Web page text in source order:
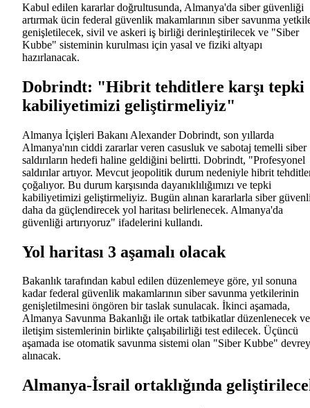
Kabul edilen kararlar doğrultusunda, Almanya'da siber güvenliği
artırmak ücin federal güvenlik makamlarının siber savunma
genişletilecek, sivil ve askeri iş birliği derinleştirilecek ve "Siber
Kubbe" sisteminin kurulması için yasal ve fiziki altyapı
hazırlanacak.
Dobrindt: "Hibrit tehditlere karşı tepki
kabiliyetimizi geliştirmeliyiz"
Almanya İçişleri Bakanı Alexander Dobrindt, son yıllarda
Almanya'nın ciddi zararlar veren casusluk ve sabotaj temelli siber
saldırıların hedefi haline geldiğini belirtti. Dobrindt, "Profesyonel
saldırılar artıyor. Mevcut jeopolitik durum nedeniyle hibrit
çoğalıyor. Bu durum karşısında dayanıklılığımızı ve tepki
kabiliyetimizi geliştirmeliyiz. Bugün alınan kararlarla siber
daha da güçlendirecek yol haritası belirlenecek. Almanya'da
güvenliği artırıyoruz" ifadelerini kullandı.
Yol haritası 3 aşamalı olacak
Bakanlık tarafından kabul edilen düzenlemeye göre, yıl sonuna
kadar federal güvenlik makamlarının siber savunma yetkilerinin
genişletilmesini öngören bir taslak sunulacak. İkinci aşamada,
Almanya Savunma Bakanlığı ile ortak tatbikatlar düzenlenecek ve
iletişim sistemlerinin birlikte çalışabilirliği test edilecek. Üçüncü
aşamada ise otomatik savunma sistemi olan "Siber Kubbe"
alınacak.
Almanya-İsrail ortaklığında